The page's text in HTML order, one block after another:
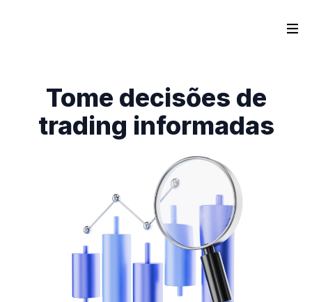
Tome decisões de
trading informadas